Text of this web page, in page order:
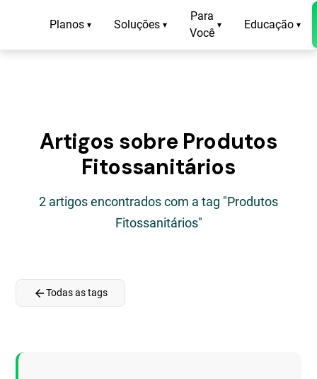
Planos ▾ Soluções ▾
Para
Você
▾ Educação ▾
Artigos sobre Produtos
Fitossanitários
2 artigos encontrados com a tag "Produtos
Fitossanitários"
arrow_backTodas as tags